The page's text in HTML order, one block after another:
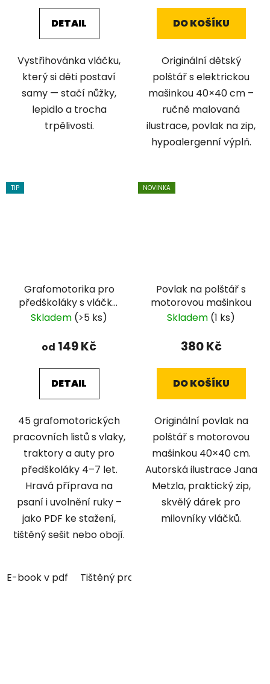
DETAIL
Vystřihovánka vláčku,
který si děti postaví
samy — stačí nůžky,
lepidlo a trocha
trpělivosti.
DO KOŠÍKU
Originální dětský
polštář s elektrickou
mašinkou 40×40 cm –
ručně malovaná
ilustrace, povlak na zip,
hypoalergenní výplň.
TIP
Grafomotorika pro
předškoláky s vláčky,
traktory a auty
Skladem (>5 ks)
od 149 Kč
DETAIL
45 grafomotorických
pracovních listů s vlaky,
traktory a auty pro
předškoláky 4–7 let.
Hravá příprava na
psaní i uvolnění ruky –
jako PDF ke stažení,
tištěný sešit nebo obojí.
E-book v pdf Tištěný pracovní sešit
NOVINKA
Povlak na polštář s
motorovou mašinkou
Skladem (1 ks)
380 Kč
DO KOŠÍKU
Originální povlak na
polštář s motorovou
mašinkou 40×40 cm.
Autorská ilustrace Jana
Metzla, praktický zip,
skvělý dárek pro
milovníky vláčků.